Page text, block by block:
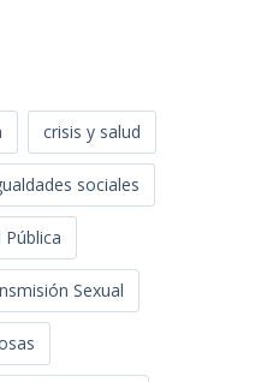
crisis y salud
sociales
Pública
Sexual